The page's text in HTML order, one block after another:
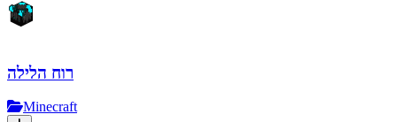
רוח הלילה
Minecraft